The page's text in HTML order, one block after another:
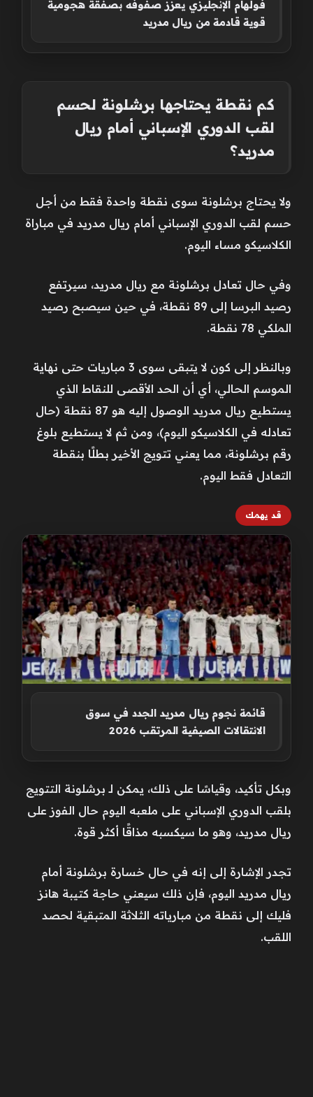
فولهام الإنجليزي يعزز صفوفه بصفقة هجومية
قوية قادمة من ريال مدريد
كم نقطة يحتاجها برشلونة لحسم
لقب الدوري الإسباني أمام ريال
مدريد؟
ولا يحتاج برشلونة سوى نقطة واحدة فقط من أجل
حسم لقب الدوري الإسباني أمام ريال مدريد في مباراة
الكلاسيكو مساء اليوم.
وفي حال تعادل برشلونة مع ريال مدريد، سيرتفع
رصيد البرسا إلى 89 نقطة، في حين سيصبح رصيد
الملكي 78 نقطة.
وبالنظر إلى كون لا يتبقى سوى 3 مباريات حتى نهاية
الموسم الحالي، أي أن الحد الأقصى للنقاط الذي
يستطيع ريال مدريد الوصول إليه هو 87 نقطة (حال
تعادله في الكلاسيكو اليوم)، ومن ثم لا يستطيع بلوغ
رقم برشلونة، مما يعني تتويج الأخير بطلًا بنقطة
التعادل فقط اليوم.
قد يهمك
قائمة نجوم ريال مدريد الجدد في سوق
الانتقالات الصيفية المرتقب 2026
وبكل تأكيد، وقياسًا على ذلك، يمكن لـ برشلونة التتويج
بلقب الدوري الإسباني على ملعبه اليوم حال الفوز على
ريال مدريد، وهو ما سيكسبه مذاقًا أكثر قوة.
تجدر الإشارة إلى إنه في حال خسارة برشلونة أمام
ريال مدريد اليوم، فإن ذلك سيعني حاجة كتيبة هانز
فليك إلى نقطة من مبارياته الثلاثة المتبقية لحصد
اللقب.